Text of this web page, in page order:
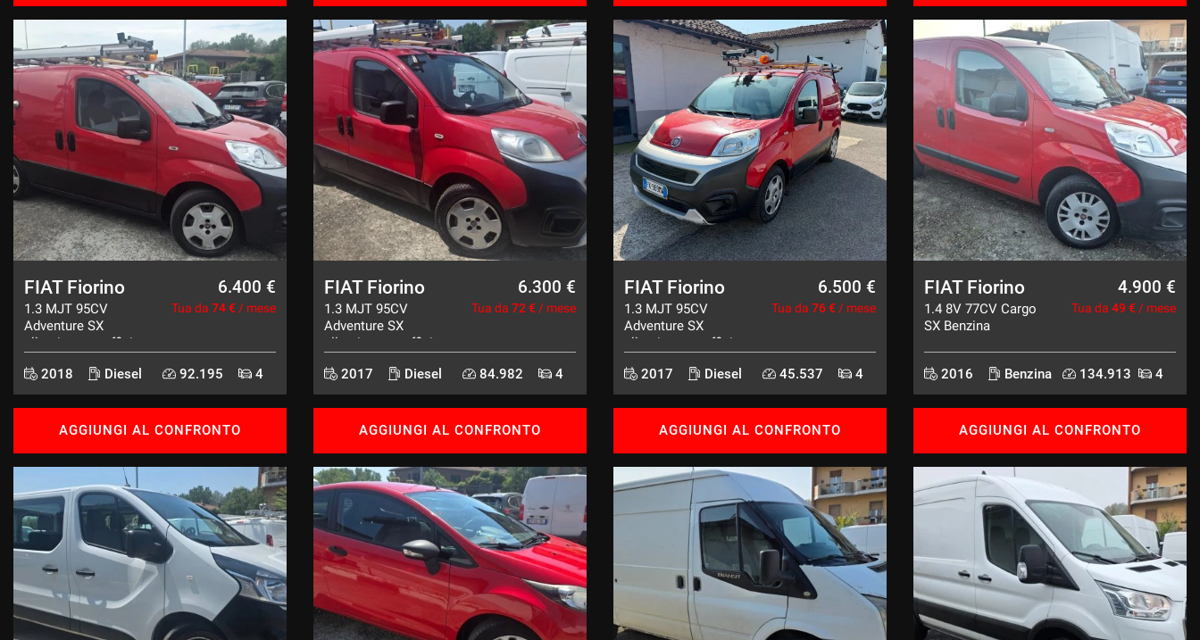
FIAT Fiorino
1.3 MJT 95CV
Adventure SX
allestimento officina
6.400 €
Tua da 74 € / mese
2018 Diesel 92.195 4
AGGIUNGI AL CONFRONTO
FIAT Fiorino
1.3 MJT 95CV
Adventure SX
allestimento officina
6.300 €
Tua da 72 € / mese
2017 Diesel 84.982 4
AGGIUNGI AL CONFRONTO
FIAT Fiorino
1.3 MJT 95CV
Adventure SX
allestimento officina
6.500 €
Tua da 76 € / mese
2017 Diesel 45.537 4
AGGIUNGI AL CONFRONTO
FIAT Fiorino
1.4 8V 77CV Cargo
SX Benzina
4.900 €
Tua da 49 € / mese
2016 Benzina 134.913 4
AGGIUNGI AL CONFRONTO
Cookie necessari
Cookie delle preferenze
Cookie per il miglioramento dell'esperienza utente
Cookie analitici
Cookie di marketing